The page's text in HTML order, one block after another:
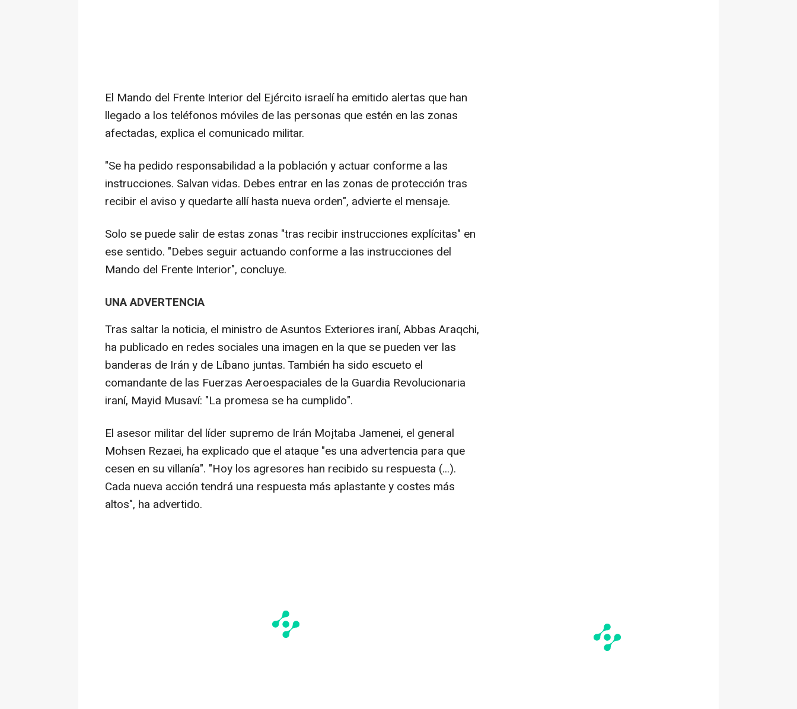
El Mando del Frente Interior del Ejército israelí ha emitido alertas que han
llegado a los teléfonos móviles de las personas que estén en las zonas
afectadas, explica el comunicado militar.
"Se ha pedido responsabilidad a la población y actuar conforme a las
instrucciones. Salvan vidas. Debes entrar en las zonas de protección tras
recibir el aviso y quedarte allí hasta nueva orden", advierte el mensaje.
Solo se puede salir de estas zonas "tras recibir instrucciones explícitas" en
ese sentido. "Debes seguir actuando conforme a las instrucciones del
Mando del Frente Interior", concluye.
UNA ADVERTENCIA
Tras saltar la noticia, el ministro de Asuntos Exteriores iraní, Abbas Araqchi,
ha publicado en redes sociales una imagen en la que se pueden ver las
banderas de Irán y de Líbano juntas. También ha sido escueto el
comandante de las Fuerzas Aeroespaciales de la Guardia Revolucionaria
iraní, Mayid Musaví: "La promesa se ha cumplido".
El asesor militar del líder supremo de Irán Mojtaba Jamenei, el general
Mohsen Rezaei, ha explicado que el ataque "es una advertencia para que
cesen en su villanía". "Hoy los agresores han recibido su respuesta (...).
Cada nueva acción tendrá una respuesta más aplastante y costes más
altos", ha advertido.